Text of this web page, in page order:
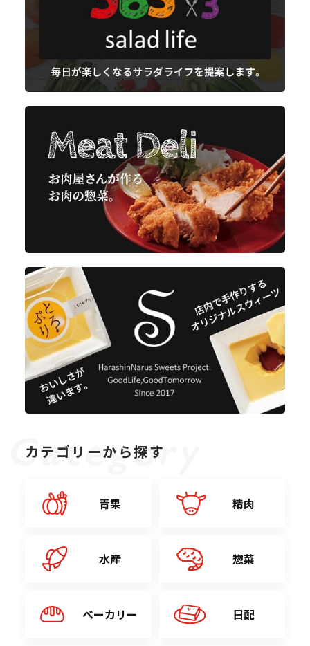
カテゴリーから探す
青果 精肉
水産 惣菜
ベーカリー 日配